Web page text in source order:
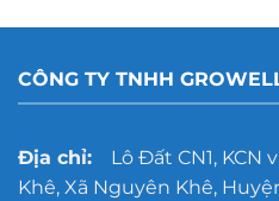
CÔNG TY TNHH
Địa chỉ:Lô Đất CN1, KCN
Khê, Xã Nguyên Khê,